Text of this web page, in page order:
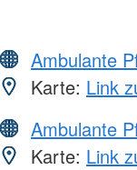
Ambulante
Karte: Link
Ambulante
Karte: Link